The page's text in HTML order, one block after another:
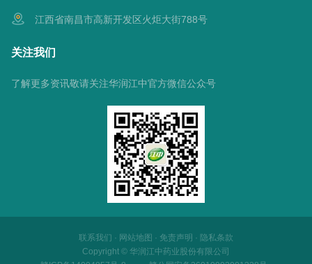
江西省南昌市高新开发区火炬大街788号
关注我们
了解更多资讯敬请关注华润江中官方微信公众号
联系我们 · 网站地图 · 免责声明 · 隐私条款
Copyright © 华润江中药业股份有限公司